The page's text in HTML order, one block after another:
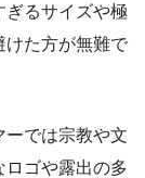
ぎるサイズや極
けた方が無難で
ーでは宗教や文
ロゴや露出の多